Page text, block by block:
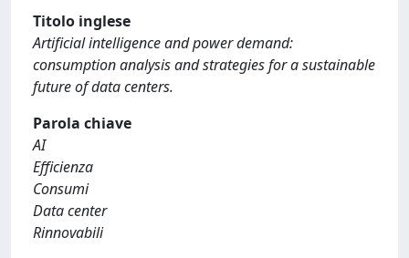
Titolo inglese
Artificial intelligence and power demand:
consumption analysis and strategies for a sustainable
future of data centers.
Parola chiave
AI
Efficienza
Consumi
Data center
Rinnovabili